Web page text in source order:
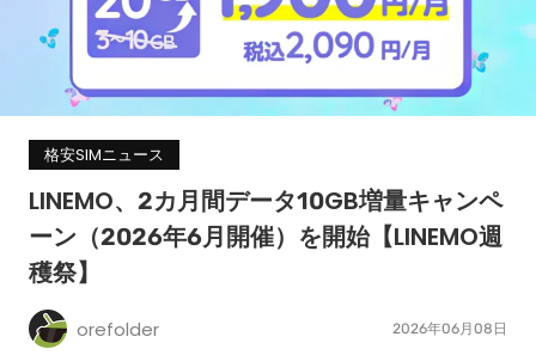
格安SIMニュース
LINEMO、2カ月間データ10GB増量キャンペ
ーン（2026年6月開催）を開始【LINEMO週
穫祭】
orefolder 2026年06月08日